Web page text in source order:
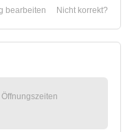
Nicht korrekt?
bearbeiten